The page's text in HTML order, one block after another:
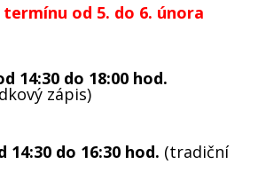
od 5. do 6. února
14:30 do 18:00 hod.
zápis)
14:30 do 16:30 hod. (tradiční